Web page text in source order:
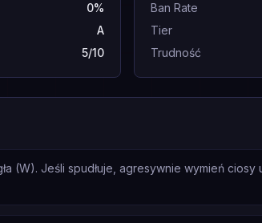
0%
A
5/10
Ban Rate
Tier
Trudność
(W). Jeśli spudłuje, agresywnie wymień